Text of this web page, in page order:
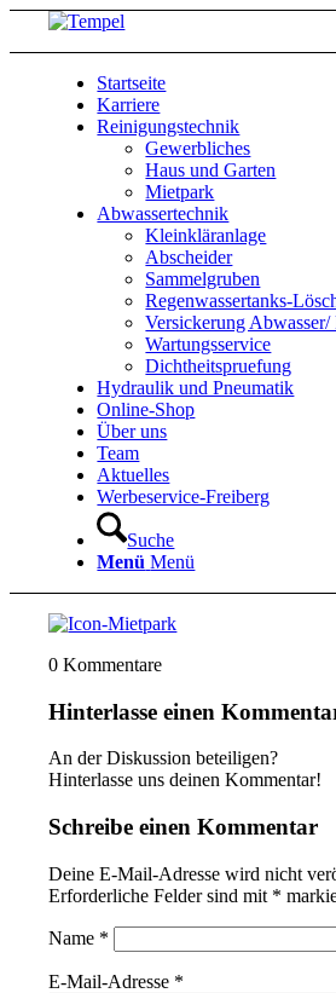
Startseite
Karriere
Reinigungstechnik
Gewerbliches
Haus und Garten
Mietpark
Abwassertechnik
Kleinkläranlage
Abscheider
Sammelgruben
Regenwassertanks-
Versickerung Abwasser/
Wartungsservice
Dichtheitspruefung
Hydraulik und Pneumatik
Online-Shop
Über uns
Team
Aktuelles
Werbeservice-Freiberg
Suche
Menü Menü
0 Kommentare
Hinterlasse einen
An der Diskussion beteiligen?
Hinterlasse uns deinen Kommentar!
Schreibe einen Kommentar
Deine E-Mail-Adresse wird nicht
Erforderliche Felder sind mit *
Name *
E-Mail-Adresse *